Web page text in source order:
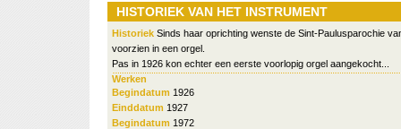
HISTORIEK VAN HET INSTRUMENT
Historiek Sinds haar oprichting wenste de Sint-Paulusparochie
voorzien in een orgel.
Pas in 1926 kon echter een eerste voorlopig orgel aangekocht...
Werken
Begindatum 1926
Einddatum 1927
Begindatum 1972